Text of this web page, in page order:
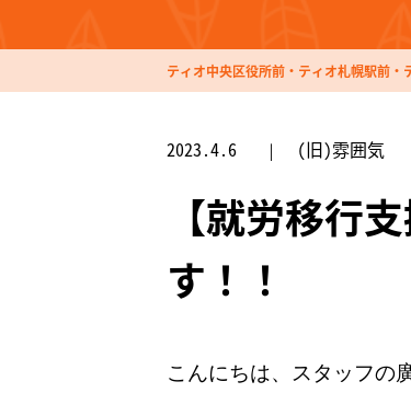
ティオ中央区役所前・ティオ札幌駅前・
2023.4.6 (旧)雰囲気
【就労移行
す！！
こんにちは、スタッフの